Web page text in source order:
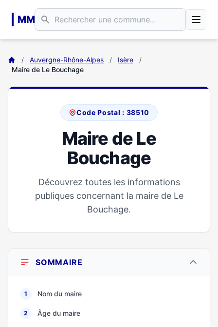
MM
/ Auvergne-Rhône-Alpes / Isère
/
Maire de Le Bouchage
Code Postal : 38510
Maire de Le
Bouchage
Découvrez toutes les informations
publiques concernant la maire de Le
Bouchage.
SOMMAIRE
1 Nom du maire
2 Âge du maire